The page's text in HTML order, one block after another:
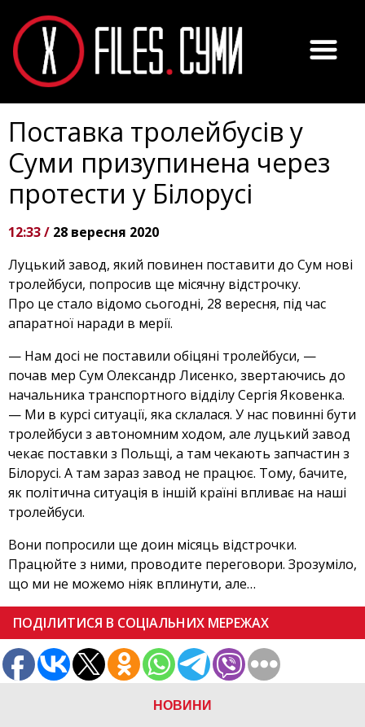
НОВИНИ
Поставка тролейбусів у
Суми призупинена через
протести у Білорусі
12:33 / 28 вересня 2020
Луцький завод, який повинен поставити до Сум нові
тролейбуси, попросив ще місячну відстрочку.
Про це стало відомо сьогодні, 28 вересня, під час
апаратної наради в мерії.
— Нам досі не поставили обіцяні тролейбуси, —
почав мер Сум Олександр Лисенко, звертаючись до
начальника транспортного відділу Сергія Яковенка.
— Ми в курсі ситуації, яка склалася. У нас повинні бути
тролейбуси з автономним ходом, але луцький завод
чекає поставки з Польщі, а там чекають запчастин з
Білорусі. А там зараз завод не працює. Тому, бачите,
як політична ситуація в іншій країні впливає на наші
тролейбуси.
Вони попросили ще доин місяць відстрочки.
Працюйте з ними, проводите переговори. Зрозуміло,
що ми не можемо ніяк вплинути, але…
ПОДІЛИТИСЯ В СОЦІАЛЬНИХ МЕРЕЖАХ